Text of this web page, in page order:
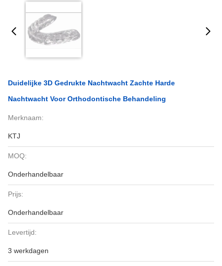
Duidelijke 3D Gedrukte Nachtwacht Zachte Harde
Nachtwacht Voor Orthodontische Behandeling
Merknaam:
KTJ
MOQ:
Onderhandelbaar
Prijs:
Onderhandelbaar
Levertijd:
3 werkdagen